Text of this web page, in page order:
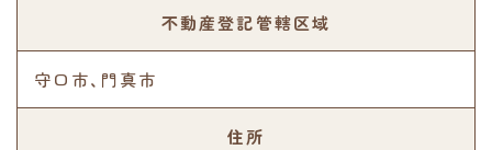
不動産登記管轄区域
守口市、門真市
住所